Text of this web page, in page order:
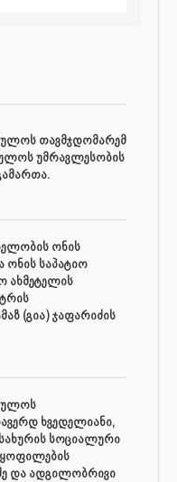
თავმჯდომარემ
უმრავლესობის
ონის
ონის საპატიო
ახმეტელის
(გია) ჯაფარიძის
ხვედელიანი,
სოციალური
და ადგილობრივი